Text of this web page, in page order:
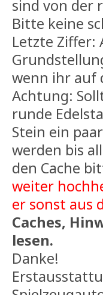
sind von der
Bitte keine
Letzte Ziffer:
wenn ihr auf
Achtung:
runde
Stein ein
werden bis
den Cache
weiter
er sonst aus
Caches,
lesen.
Danke!